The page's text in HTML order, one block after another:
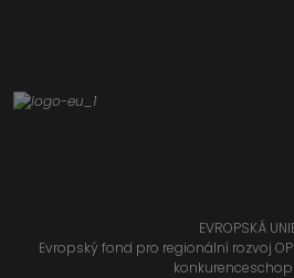
EVROPSKÁ
Evropský fond pro regionální rozvoj